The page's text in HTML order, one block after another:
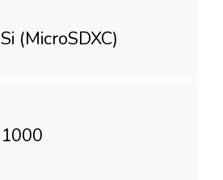
Si (MicroSDXC)
1000